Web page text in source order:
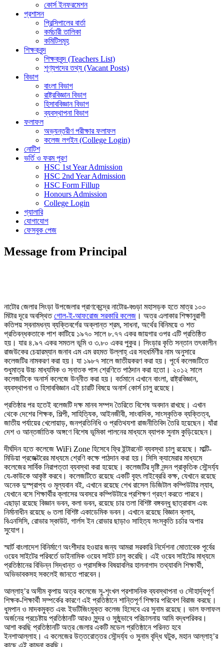
কোর্স ইনফরমেশন
প্রশাসন
প্রিন্সিপালের বার্তা
কর্মচারী তালিকা
কমিটিসমূহ
শিক্ষকবৃন্দ
শিক্ষকবৃন্দ (Teachers List)
শূণ্যপদের তথ্য (Vacant Posts)
বিভাগ
বাংলা বিভাগ
রাষ্ট্রবিজ্ঞান বিভাগ
হিসাববিজ্ঞান বিভাগ
ব্যবস্থাপনা বিভাগ
ফলাফল
অভ্যন্তরীণ পরীক্ষার ফলাফল
কলেজ লগইন (College Login)
নোটিশ
ভর্তি ও ফরম পূরণ
HSC 1st Year Admission
HSC 2nd Year Admission
HSC Form Fillup
Honours Admission
College Login
গ্যালারি
যোগাযোগ
ফেসবুক পেজ
Message from Principal
নাটোর জেলার সিংড়া উপজেলার প্রাণকেন্দ্রে নাটোর-বগুড়া মহাসড়ক হতে মাত্র ১০০
মিটার দূরে অবস্থিতগোল-ই-আফরোজ সরকারি কলেজ । অত্র এলাকার শিক্ষানুরাগী
কতিপয় স্বনামধন্য ব্যক্তিবর্গের অক্লান্ত শ্রম, সাধনা, অর্থের বিনিময়ে ও শত
প্রতিবন্ধকতাকে পাশ কাটিয়ে ১৯৭০ সালে ৮.৭৭ একর জায়গার ওপর এটি প্রতিষ্ঠিত
হয়। যার ৪.৯৭ একর সমতল ভূমি ও ৩.৮০ একর পুকুর। সিংড়ার কৃতি সন্তান তৎকালীন
রাজউকের চেয়ারম্যান জনাব এম এম রহমত উল্লাহ্ এর সহধর্মিণীর নাম অনুসারে
কলেজটির নামকরণ করা হয়। যা ১৯৮৭ সালে জাতীয়করণ করা হয়। পূর্বে কলেজটিতে
শুধুমাত্র উচ্চ মাধ্যমিক ও স্নাতক পাস শ্রেণিতে পাঠদান করা হতো। ২০১২ সালে
কলেজটিকে অনার্স কলেজে উন্নীত করা হয়। বর্তমানে এখানে বাংলা, রাষ্ট্রবিজ্ঞান,
ব্যবস্থাপনা ও হিসাববিজ্ঞান এই চারটি বিষয়ে অনার্স কোর্স চালু রয়েছে।
প্রতিষ্ঠার পর হতেই বলেজটি দক্ষ মানব সম্পদ তৈরিতে বিশেষ অবদান রাখছে। এখান
থেকে দেশের শিক্ষক, শিল্পী, সাহিত্যিক, আইনজীবী, সাংবাদিক, সাংস্কৃতিক ব্যক্তিত্ব,
জাতীয় পর্যায়ের খেলোয়াড়, জনপ্রতিনিধি ও প্রতিথযশা রাজনীতিবিদ তৈরি হয়েছেন। যাঁরা
দেশ ও আন্তর্জাতিক অঙ্গণে বিশেষ ভূমিকা পালনের মাধ্যমে ব্যাপক সুনাম কুড়িয়েছেন।
দীর্ঘদিন হতে কলেজে WiFi Zone হিসেবে ফ্রি ইন্টারনেট ব্যবস্থা চালু রয়েছে। মাল্টি-
মিডিয়া প্রজেক্টরের মাধ্যমে শ্রেণি কক্ষে পাঠদান করা হয়। সিসি ক্যামেরার মাধ্যমে
কলেজের সার্বিক নিরাপত্তা ব্যবস্থা করা হয়েছে। কলেজটির দৃষ্টি নন্দন প্রাকৃতিক সৌন্দর্য্য
যে-কাউকে আকৃষ্ট করবে। কলেজটিতে রয়েছে একটি বৃহৎ লাইব্রেরি কক্ষ, যেখানে রয়েছে
অনেক দুস্প্রাপ্য ও মূল্যবান বই, এখানে রয়েছে শেখ রাসেল ডিজিটাল কম্পিউটার ল্যাব,
যেখানে বসে শিক্ষার্থীর ক্লাসের অবসরে কম্পিউটারে প্রশিক্ষণ গ্রহণ করতে পারবে।
এছাড়া রয়েছে বিজ্ঞান ভবন, কলা ভবন, রয়েছে চার তলা বিশিষ্ট বঙ্গবন্ধু ছাত্রাবাস এবং
নির্মানাধীন রয়েছে ৬ তলা বিশিষ্ট একাডেমিক ভবন। এখানে রয়েছে বিজ্ঞান ক্লাব,
বিএনসিসি, রোভার স্কাউট, গার্লস ইন রোভার ছাড়াও সাহিত্য সংস্কৃতি চর্চার অপার
সুযোগ।
স্মার্ট বাংলাদেশ বিনির্মাণে অংশীদার হওয়ার জন্য আমরা সরকারি নির্দেশনা মোতাবেক পূর্বের
ওয়েব সাইটের পরিবর্তে ডাইনামিক ওয়েব সাইট চালু করেছি। এই ওয়েব সাইটের মাধ্যমে
প্রতিষ্ঠানের বিভিন্ন সিদ্ধান্ত ও প্রাসঙ্গিক বিষয়াবলির হালনাগাদ তথ্যাবলি শিক্ষার্থী,
অভিভাবকসহ সকলেই জানতে পারবেন।
আল্লাহ্’র অসীম কৃপায় অত্র কলেজে সু-শৃংখল প্রশাসনিক ব্যবস্থাপনা ও সৌহার্দ্যপূর্ণ
শিক্ষক-শিক্ষার্থী সম্পর্কের কারণে এই প্রতিষ্ঠানে শান্তিপূর্ণ শিক্ষার পরিবেশ বিরাজ করছে।
ধুমপান ও মাদকমুক্ত এবং ইভটিজিংমুক্ত কলেজ হিসেবে এর সুনাম রয়েছে। ভাল ফলাফল
অর্জনের প্রচেষ্টায় প্রতিষ্ঠানটি আরও সুন্দর ও সুষ্ঠুভাবে পরিচালনায় আমি বদ্ধপরিকর।
আশা করছি প্রতিষ্ঠানটি অত্র জেলার একটি মডেল প্রতিষ্ঠানে পরিনত হবে
ইনশাআল্লাহ। এ কলেজের উত্তরোত্তর সৌন্দর্য্য ও সুনাম বৃদ্ধি ঘটুক, মহান আল্লাহ্’র
কাছে এই কামনা করছি।